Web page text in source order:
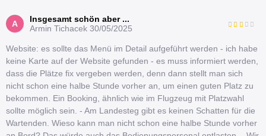
A
Insgesamt schön aber ...
Armin Tichacek 30/05/2025
Website: es sollte das Menü im Detail aufgeführt werden - ich habe
keine Karte auf der Website gefunden - es muss informiert werden,
dass die Plätze fix vergeben werden, denn dann stellt man sich
nicht schon eine halbe Stunde vorher an, um einen guten Platz zu
bekommen. Ein Booking, ähnlich wie im Flugzeug mit Platzwahl
sollte möglich sein. - Am Landesteg gibt es keinen Schatten für die
Wartenden. Wieso kann man nicht schon eine halbe Stunde vorher